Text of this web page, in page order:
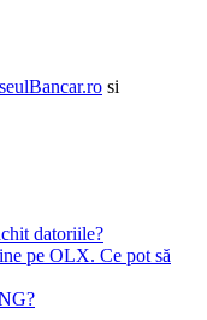
si
datoriile?
pe OLX. Ce pot să